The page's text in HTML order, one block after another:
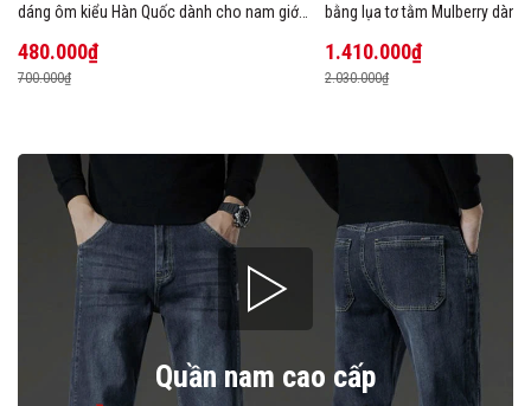
dáng ôm kiểu Hàn Quốc dành cho nam giới,
480.000₫
700.000₫
bằng lụa tơ tằm Mulberry
1.410.000₫
2.030.000₫
Quần nam cao cấp